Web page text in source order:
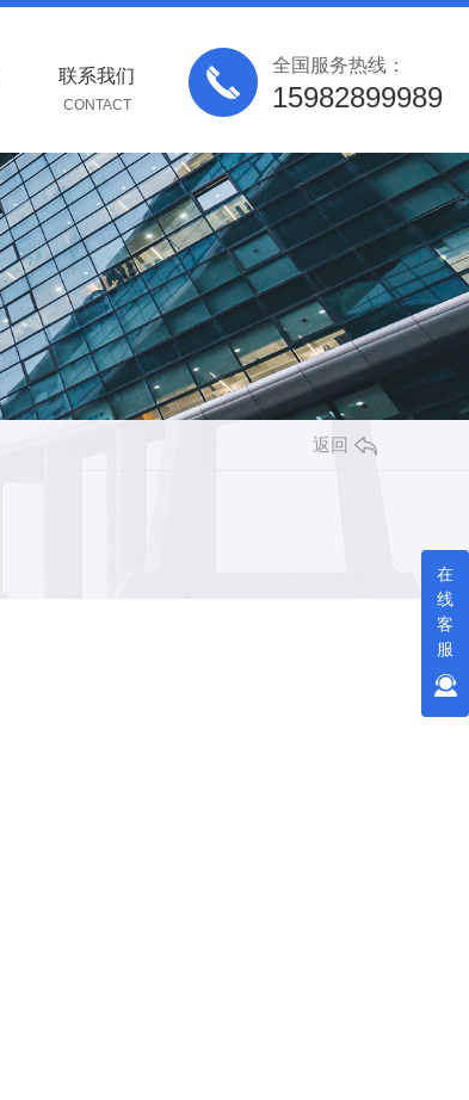
联系我们
CONTACT
全国服务热线：
15982899989
返回
在
线
客
服